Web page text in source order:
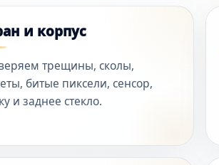
и корпус
трещины, сколы,
битые пиксели, сенсор,
и заднее стекло.